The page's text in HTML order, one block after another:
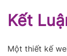
Kết
Một thiết kế